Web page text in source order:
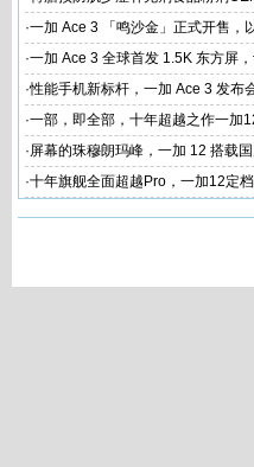
家
·一加 Ace 3 「鸣沙金」正式开售，
验
·一加 Ace 3 全球首发 1.5K 东方屏
的屏幕
·性能手机新标杆，一加 Ace 3 发布
·一部，即全部，十年超越之作一加
·屏幕的珠穆朗玛峰，一加 12 搭载
+ 2K 东方屏
·十年旗舰全面超越Pro，一加12定